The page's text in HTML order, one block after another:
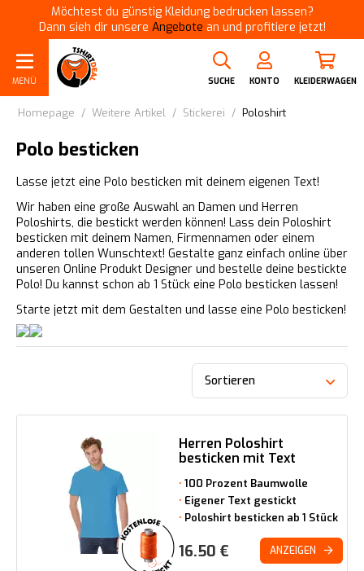
Möchtest du günstig Kleidung bedrucken lassen?
Dann sieh dir unsere Angebote an und profitiere jetzt!
MENÜ SUCHE KONTO KLEIDERWAGEN
Homepage / Weitere Artikel / Stickerei / Poloshirt
Polo besticken
Lasse jetzt eine Polo besticken mit deinem eigenen Text!
Wir haben eine große Auswahl an Damen und Herren
Poloshirts, die bestickt werden können! Lass dein Poloshirt
besticken mit deinem Namen, Firmennamen oder einem
anderen tollen Wunschtext! Gestalte ganz einfach online über
unseren Online Produkt Designer und bestelle deine bestickte
Polo! Du kannst schon ab 1 Stück eine Polo besticken lassen!
Starte jetzt mit dem Gestalten und lasse eine Polo besticken!
Sortieren
Herren Poloshirt
besticken mit Text
100 Prozent Baumwolle
Eigener Text gestickt
Poloshirt besticken ab 1 Stück
16.50 € ANZEIGEN